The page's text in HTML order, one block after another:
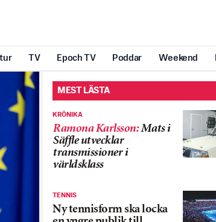
TV Epoch TV Poddar Weekend
MEST LÄSTA
KRÖNIKA
Ramona Karlsson:Mats i
Säffle utvecklar
transmissioner i
världsklass
TENNIS
Ny tennisform ska locka